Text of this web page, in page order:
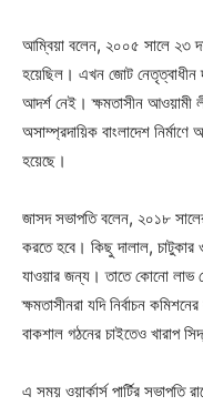
আম্বিয়া বলেন, ২০০৫ সালে ২৩
হয়েছিল। এখন জোট নেতৃত্বাধীন
আদর্শ নেই। ক্ষমতাসীন আওয়ামী
অসাম্প্রদায়িক বাংলাদেশ
হয়েছে।
জাসদ সভাপতি বলেন, ২০১৮ সালের
করতে হবে। কিছু দালাল,
যাওয়ার জন্য। তাতে কোনো লাভ
ক্ষমতাসীনরা যদি নির্বাচন
বাকশাল গঠনের চাইতেও খারাপ
এ সময় ওয়ার্কার্স পার্টির সভাপতি